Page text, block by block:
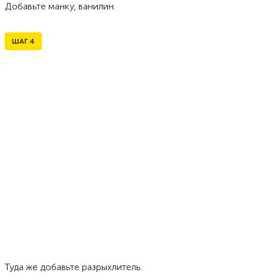
Добавьте манку, ванилин.
ШАГ 4
Туда же добавьте разрыхлитель.